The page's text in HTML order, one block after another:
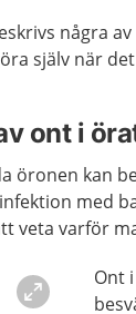
några
själv när
ont i
öronen kan
med
veta varför
Ont